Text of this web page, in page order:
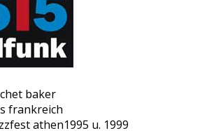
baker
frankreich
athen1995 u. 1999